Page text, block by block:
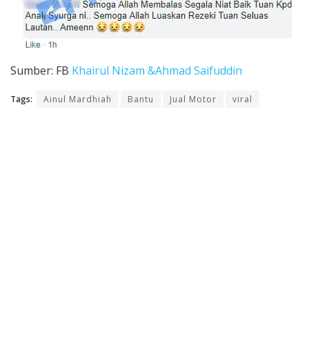
Sumber: FB Khairul Nizam &Ahmad Saifuddin
Tags: Ainul Mardhiah Bantu Jual Motor viral